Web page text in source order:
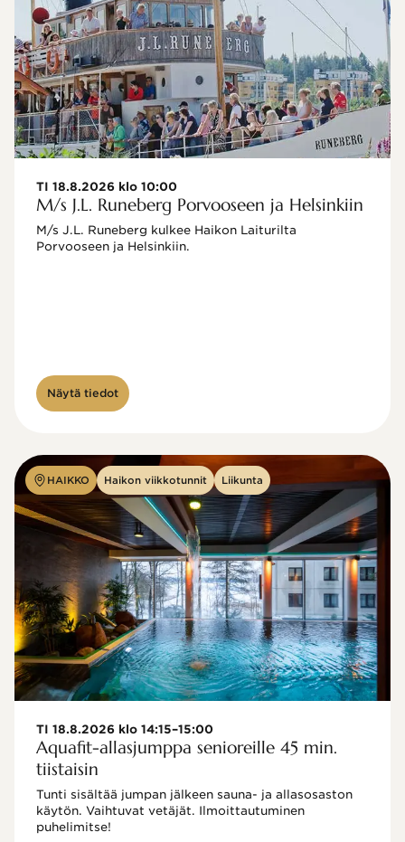
TI 18.8.2026 klo 10:00
M/s J.L. Runeberg Porvooseen ja Helsinkiin
M/s J.L. Runeberg kulkee Haikon Laiturilta
Porvooseen ja Helsinkiin.
Näytä tiedot
HAIKKO Haikon viikkotunnit Liikunta
TI 18.8.2026 klo 14:15–15:00
Aquafit-allasjumppa senioreille 45 min.
tiistaisin
Tunti sisältää jumpan jälkeen sauna- ja allasosaston
käytön. Vaihtuvat vetäjät. Ilmoittautuminen
puhelimitse!